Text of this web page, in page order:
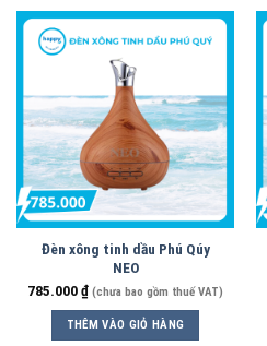
Đèn xông tinh dầu Phú Qúy
NEO
785.000₫ (chưa bao gồm thuế VAT)
THÊM VÀO GIỎ HÀNG